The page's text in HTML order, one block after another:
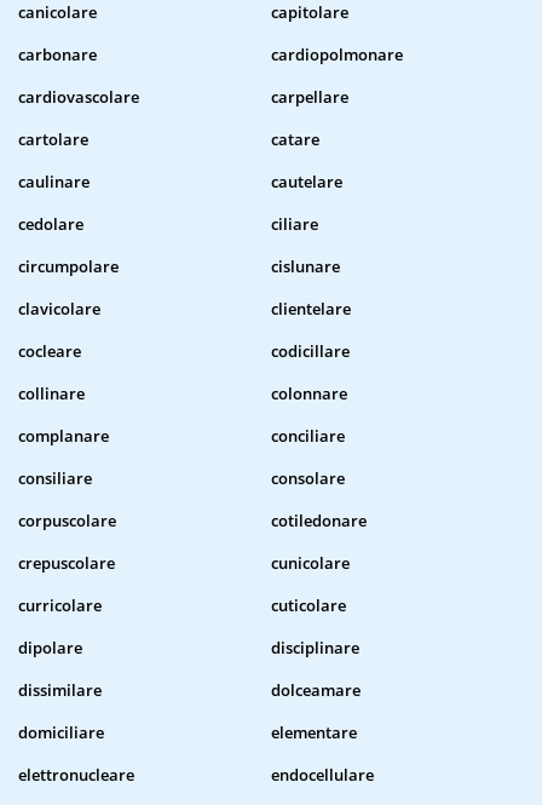
canicolare
capitolare
carbonare
cardiopolmonare
cardiovascolare
carpellare
cartolare
catare
caulinare
cautelare
cedolare
ciliare
circumpolare
cislunare
clavicolare
clientelare
cocleare
codicillare
collinare
colonnare
complanare
conciliare
consiliare
consolare
corpuscolare
cotiledonare
crepuscolare
cunicolare
curricolare
cuticolare
dipolare
disciplinare
dissimilare
dolceamare
domiciliare
elementare
elettronucleare
endocellulare